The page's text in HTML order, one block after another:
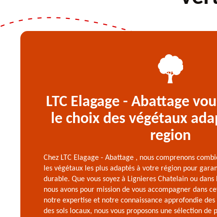
LTC Elagage - Abattage
le choix des végétaux
region
Chez LTC Elagage - Abattage , nous comprenons
les végétaux les plus adaptés à votre région pour
durable. Que vous soyez à Lignieres Chatelain ou dans
nous avons pour mission de vous accompagner dans
notre expertise et notre connaissance approfondie
des sols locaux, nous vous proposons une sélection de